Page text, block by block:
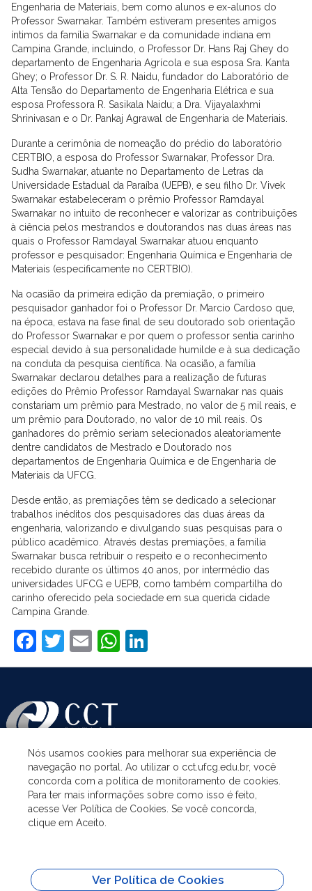
Engenharia de Materiais, bem como alunos e ex-alunos do
Professor Swarnakar. Também estiveram presentes amigos
íntimos da família Swarnakar e da comunidade indiana em
Campina Grande, incluindo, o Professor Dr. Hans Raj Ghey do
departamento de Engenharia Agrícola e sua esposa Sra. Kanta
Ghey; o Professor Dr. S. R. Naidu, fundador do Laboratório de
Alta Tensão do Departamento de Engenharia Elétrica e sua
esposa Professora R. Sasikala Naidu; a Dra. Vijayalaxhmi
Shrinivasan e o Dr. Pankaj Agrawal de Engenharia de Materiais.
Durante a cerimônia de nomeação do prédio do laboratório
CERTBIO, a esposa do Professor Swarnakar, Professor Dra.
Sudha Swarnakar, atuante no Departamento de Letras da
Universidade Estadual da Paraíba (UEPB), e seu filho Dr. Vivek
Swarnakar estabeleceram o prêmio Professor Ramdayal
Swarnakar no intuito de reconhecer e valorizar as contribuições
à ciência pelos mestrandos e doutorandos nas duas áreas nas
quais o Professor Ramdayal Swarnakar atuou enquanto
professor e pesquisador: Engenharia Química e Engenharia de
Materiais (especificamente no CERTBIO).
Na ocasião da primeira edição da premiação, o primeiro
pesquisador ganhador foi o Professor Dr. Marcio Cardoso que,
na época, estava na fase final de seu doutorado sob orientação
do Professor Swarnakar e por quem o professor sentia carinho
especial devido à sua personalidade humilde e à sua dedicação
na conduta da pesquisa científica. Na ocasião, a família
Swarnakar declarou detalhes para a realização de futuras
edições do Prêmio Professor Ramdayal Swarnakar nas quais
constariam um prêmio para Mestrado, no valor de 5 mil reais, e
um prêmio para Doutorado, no valor de 10 mil reais. Os
ganhadores do prêmio seriam selecionados aleatoriamente
dentre candidatos de Mestrado e Doutorado nos
departamentos de Engenharia Química e de Engenharia de
Materiais da UFCG.
Desde então, as premiações têm se dedicado a selecionar
trabalhos inéditos dos pesquisadores das duas áreas da
engenharia, valorizando e divulgando suas pesquisas para o
público acadêmico. Através destas premiações, a família
Swarnakar busca retribuir o respeito e o reconhecimento
recebido durante os últimos 40 anos, por intermédio das
universidades UFCG e UEPB, como também compartilha do
carinho oferecido pela sociedade em sua querida cidade
Campina Grande.
Facebook
Twitter
EmailWhatsApp
ASSUNTOS
ACESSO À INFORMAÇÃO
Nós usamos cookies para melhorar sua experiência de
navegação no portal. Ao utilizar o cct.ufcg.edu.br, você
concorda com a política de monitoramento de cookies.
Para ter mais informações sobre como isso é feito,
acesse Ver Política de Cookies. Se você concorda,
clique em Aceito.
Ver Política de Cookies